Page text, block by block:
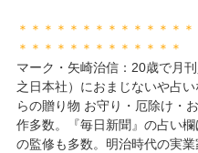
＊＊＊＊＊＊＊＊＊＊＊＊＊
＊＊＊＊＊＊＊＊＊＊＊＊＊
マーク・矢崎治信：20歳で月
之日本社）におまじないや占
らの贈り物 お守り・厄除け・
作多数。『毎日新聞』の占い
の監修も多数。明治時代の実